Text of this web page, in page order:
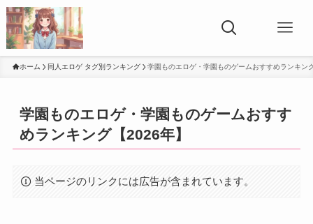
ホーム 同人エロゲ タグ別ランキング 学園ものエロゲ・学園ものゲームおすすめランキン
学園ものエロゲ・学園ものゲームおすす
めランキング【2026年】
当ページのリンクには広告が含まれています。
★ お気に入り